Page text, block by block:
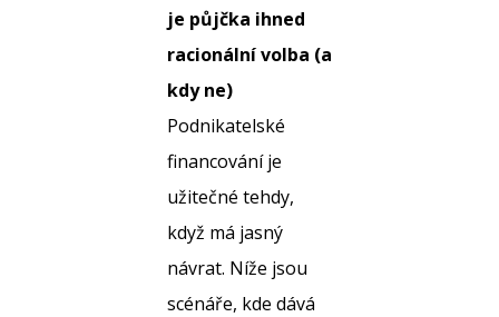
je půjčka ihned
racionální volba (a
kdy ne)
Podnikatelské
financování je
užitečné tehdy,
když má jasný
návrat. Níže jsou
scénáře, kde dává